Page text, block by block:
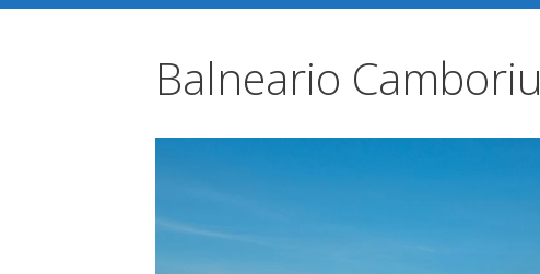
Balneario Camboriu